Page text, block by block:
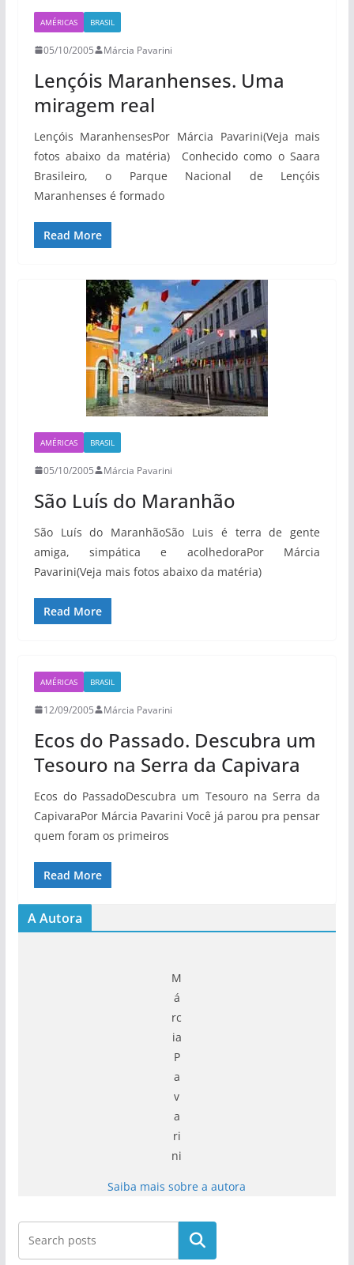
AMÉRICAS BRASIL
05/10/2005 Márcia Pavarini
Lençóis Maranhenses. Uma
miragem real
Lençóis MaranhensesPor Márcia Pavarini(Veja mais
fotos abaixo da matéria) Conhecido como o Saara
Brasileiro, o Parque Nacional de Lençóis
Maranhenses é formado
Read More
AMÉRICAS BRASIL
05/10/2005 Márcia Pavarini
São Luís do Maranhão
São Luís do MaranhãoSão Luis é terra de gente
amiga, simpática e acolhedoraPor Márcia
Pavarini(Veja mais fotos abaixo da matéria)
Read More
AMÉRICAS BRASIL
12/09/2005 Márcia Pavarini
Ecos do Passado. Descubra um
Tesouro na Serra da Capivara
Ecos do PassadoDescubra um Tesouro na Serra da
CapivaraPor Márcia Pavarini Você já parou pra pensar
quem foram os primeiros
Read More
A Autora
M
á
rc
ia
P
a
v
a
ri
ni
Saiba mais sobre a autora